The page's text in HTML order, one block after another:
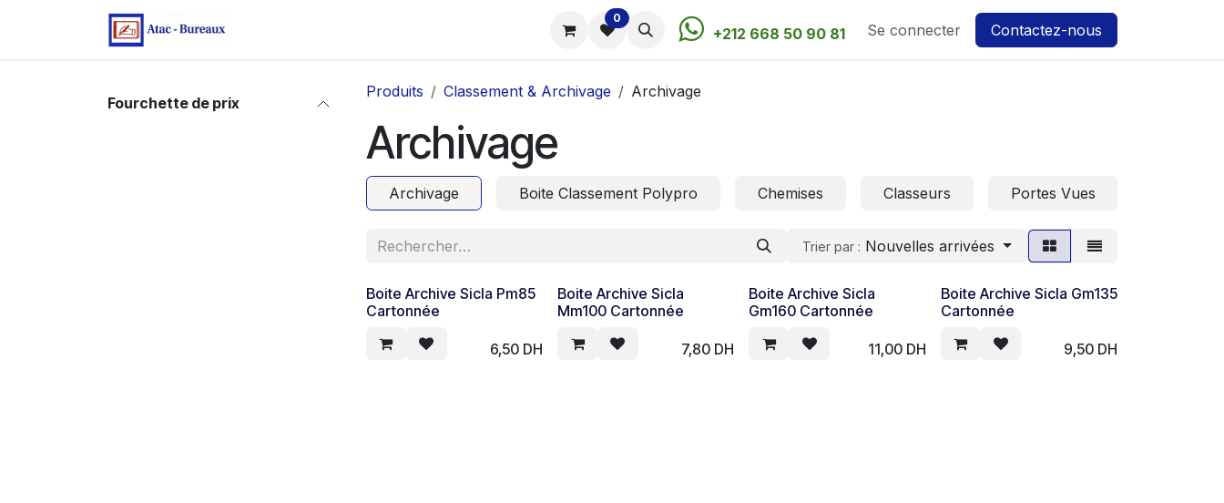
Se rendre au contenu
Rendez-vous Contactez-nous
0
+212 668 50 90 81 Se connecter Contactez-nous
Fourchette de prix
Produits Classement & Archivage Archivage
Archivage
Archivage Boite Classement Polypro Chemises Classeurs Portes Vues
Trier par : Nouvelles arrivées
Boite Archive Sicla Pm85
Cartonnée
6,50 DH
Boite Archive Sicla
Mm100 Cartonnée
7,80 DH
Boite Archive Sicla
Gm160 Cartonnée
11,00DH
Boite Archive Sicla Gm135
Cartonnée
9,50DH